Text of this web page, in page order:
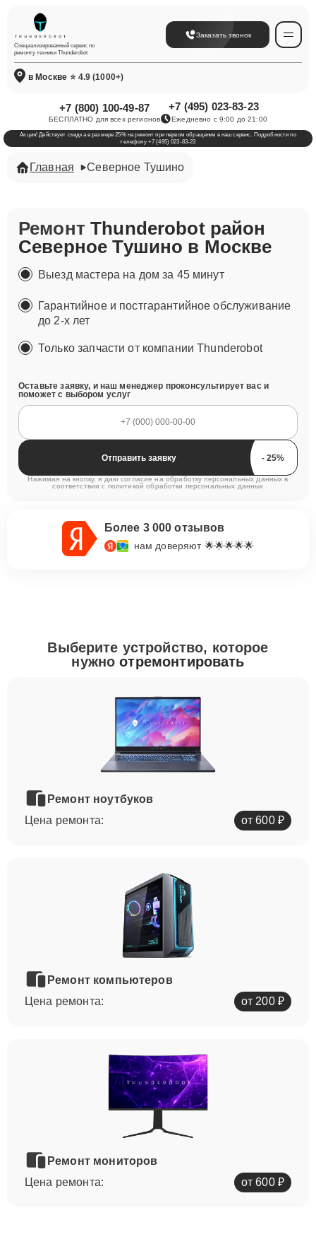
Специализированный сервис по
ремонту техники Thunderobot
Заказать звонок
в Москве ⭐ 4.9 (1000+)
+7 (800) 100-49-87
БЕСПЛАТНО для всех регионов
+7 (495) 023-83-23
Ежедневно с 9:00 до 21:00
Акция! Действует скидка в размере 25% на ремонт при первом обращении в наш сервис. Подробности по
телефону +7 (495) 023-83-23
Главная Северное Тушино
РемонтThunderobot район
Северное Тушино в Москве
Выезд мастера на дом за 45 минут
Гарантийное и постгарантийное обслуживание
до 2-х лет
Только запчасти от компании Thunderobot
Оставьте заявку, и наш менеджер проконсультирует вас и
поможет с выбором услуг
Отправить заявку
Нажимая на кнопку, я даю согласие на обработку персональных данных в
соответствии с политикой обработки персональных данных
Более 3 000 отзывов
нам доверяют 🌟🌟🌟🌟🌟
Выберите устройство, которое
нужноотремонтировать
Ремонт ноутбуков
Цена ремонта:
от 600 ₽
Ремонт компьютеров
Цена ремонта:
от 200 ₽
Ремонт мониторов
Цена ремонта:
от 600 ₽